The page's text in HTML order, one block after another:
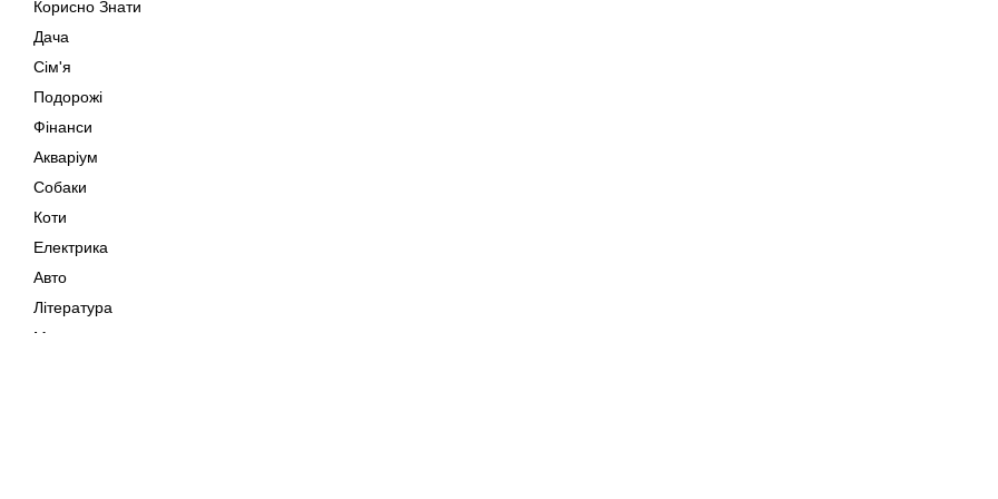
Корисно Знати
Дача
Сім'я
Подорожі
Фінанси
Акваріум
Собаки
Коти
Електрика
Авто
Література
Музика